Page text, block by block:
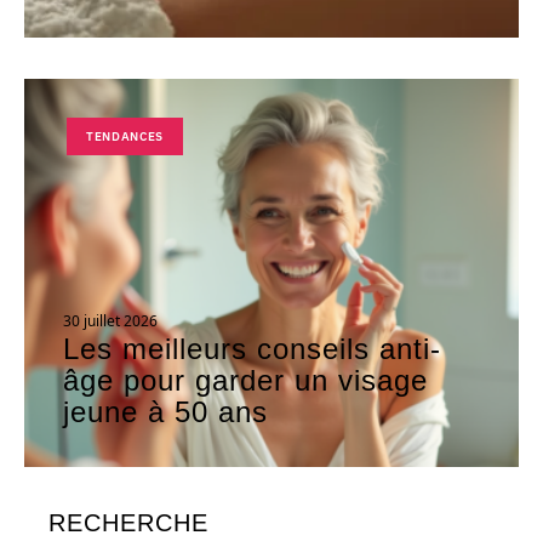
TENDANCES
30 juillet 2026
Les meilleurs conseils anti-
âge pour garder un visage
jeune à 50 ans
RECHERCHE